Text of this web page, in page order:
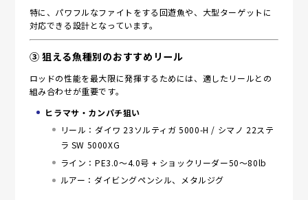
特に、パワフルなファイトをする回遊魚や、大型ターゲットに
対応できる設計となっています。
③ 狙える魚種別のおすすめリール
ロッドの性能を最大限に発揮するためには、適したリールとの
組み合わせが重要です。
ヒラマサ・カンパチ狙い
リール：ダイワ 23ソルティガ 5000-H / シマノ 22ステ
ラ SW 5000XG
ライン：PE3.0～4.0号 + ショックリーダー50～80lb
ルアー：ダイビングペンシル、メタルジグ